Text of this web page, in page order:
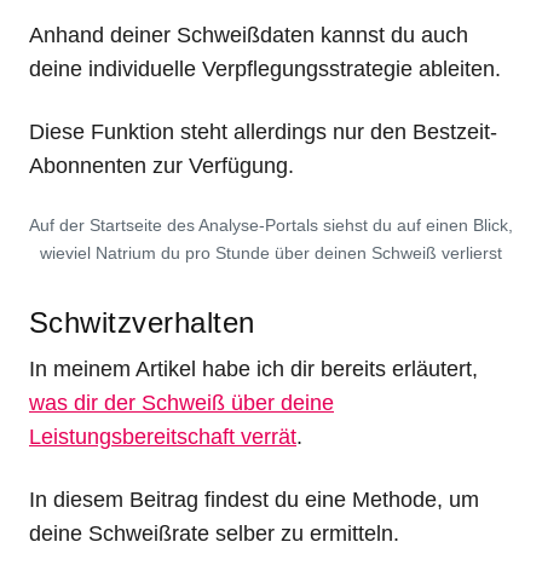
Anhand deiner Schweißdaten kannst du auch
deine individuelle Verpflegungsstrategie ableiten.
Diese Funktion steht allerdings nur den Bestzeit-
Abonnenten zur Verfügung.
Auf der Startseite des Analyse-Portals siehst du auf einen Blick,
wieviel Natrium du pro Stunde über deinen Schweiß verlierst
Schwitzverhalten
In meinem Artikel habe ich dir bereits erläutert,
was dir der Schweiß über deine
Leistungsbereitschaft verrät.
In diesem Beitrag findest du eine Methode, um
deine Schweißrate selber zu ermitteln.